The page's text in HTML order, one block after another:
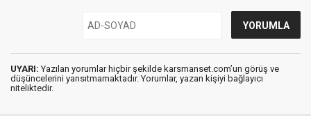
UYARI: Yazılan yorumlar hiçbir şekilde karsmanset.com’un görüş ve
düşüncelerini yansıtmamaktadır. Yorumlar, yazan kişiyi bağlayıcı
niteliktedir.